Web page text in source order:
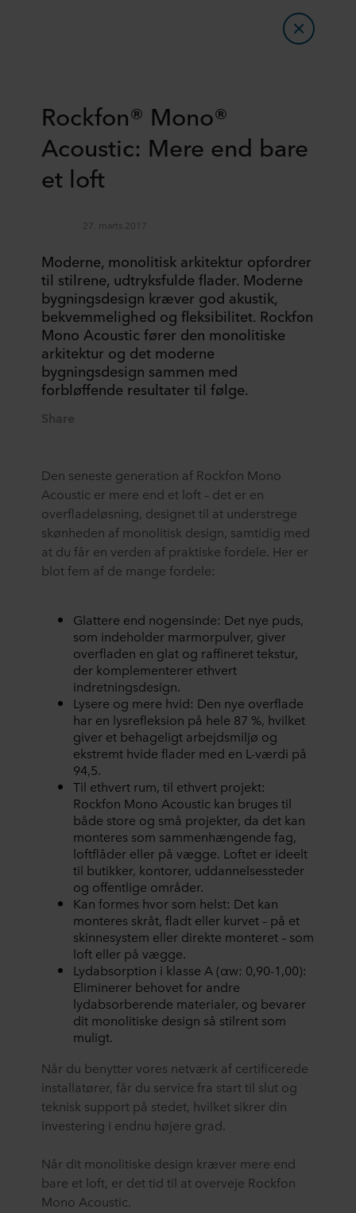
Rockfon® Mono®
Acoustic: Mere end bare
et loft
27. marts 2017
Moderne, monolitisk arkitektur opfordrer
til stilrene, udtryksfulde flader. Moderne
bygningsdesign kræver god akustik,
bekvemmelighed og fleksibilitet. Rockfon
Mono Acoustic fører den monolitiske
arkitektur og det moderne
bygningsdesign sammen med
forbløffende resultater til følge.
Share
Den seneste generation af Rockfon Mono
Acoustic er mere end et loft – det er en
overfladeløsning, designet til at understrege
skønheden af monolitisk design, samtidig med
at du får en verden af praktiske fordele. Her er
blot fem af de mange fordele:
Glattere end nogensinde: Det nye puds,
som indeholder marmorpulver, giver
overfladen en glat og raffineret tekstur,
der komplementerer ethvert
indretningsdesign.
Lysere og mere hvid: Den nye overflade
har en lysrefleksion på hele 87 %, hvilket
giver et behageligt arbejdsmiljø og
ekstremt hvide flader med en L-værdi på
94,5.
Til ethvert rum, til ethvert projekt:
Rockfon Mono Acoustic kan bruges til
både store og små projekter, da det kan
monteres som sammenhængende fag,
loftflåder eller på vægge. Loftet er ideelt
til butikker, kontorer, uddannelsessteder
og offentlige områder.
Kan formes hvor som helst: Det kan
monteres skråt, fladt eller kurvet – på et
skinnesystem eller direkte monteret – som
loft eller på vægge.
Lydabsorption i klasse A (αw: 0,90-1,00):
Eliminerer behovet for andre
lydabsorberende materialer, og bevarer
dit monolitiske design så stilrent som
muligt.
Når du benytter vores netværk af certificerede
installatører, får du service fra start til slut og
teknisk support på stedet, hvilket sikrer din
investering i endnu højere grad.
Når dit monolitiske design kræver mere end
bare et loft, er det tid til at overveje Rockfon
Mono Acoustic.